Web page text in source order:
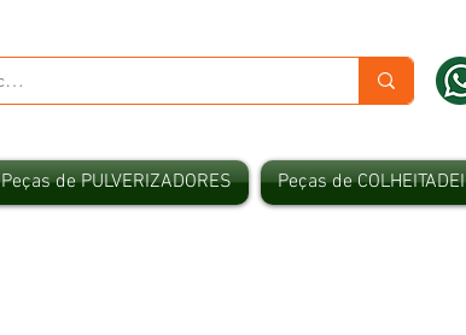
Peças de PULVERIZADORES Peças de